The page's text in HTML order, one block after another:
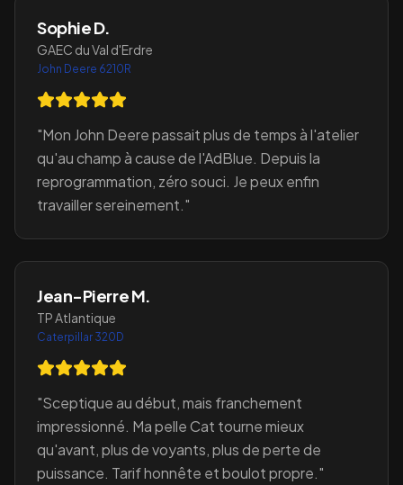
Sophie D.
GAEC du Val d'Erdre
John Deere 6210R
"Mon John Deere passait plus de temps à l'atelier
qu'au champ à cause de l'AdBlue. Depuis la
reprogrammation, zéro souci. Je peux enfin
travailler sereinement."
Jean-Pierre M.
TP Atlantique
Caterpillar 320D
"Sceptique au début, mais franchement
impressionné. Ma pelle Cat tourne mieux
qu'avant, plus de voyants, plus de perte de
puissance. Tarif honnête et boulot propre."